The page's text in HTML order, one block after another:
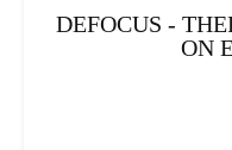
DEFOCUS -
ON